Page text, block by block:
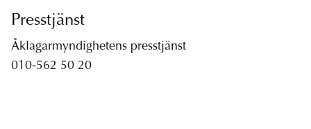
Presstjänst
Åklagarmyndighetens presstjänst
010-562 50 20